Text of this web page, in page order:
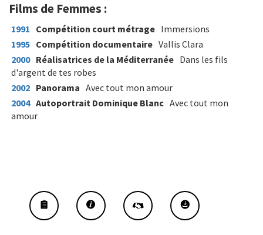
Films de Femmes :
1991 Compétition court métrage Immersions
1995 Compétition documentaire Vallis Clara
2000 Réalisatrices de la Méditerranée Dans les fils
d'argent de tes robes
2002 Panorama Avec tout mon amour
2004 Autoportrait Dominique Blanc Avec tout mon
amour